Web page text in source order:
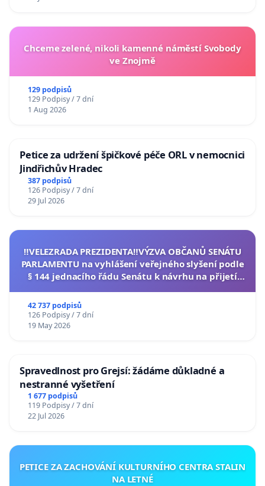
Chceme zelené, nikoli kamenné náměstí Svobody
ve Znojmě
129 podpisů
129 Podpisy / 7 dní
1 Aug 2026
Petice za udržení špičkové péče ORL v nemocnici
Jindřichův Hradec
387 podpisů
126 Podpisy / 7 dní
29 Jul 2026
‼️VELEZRADA PREZIDENTA‼️VÝZVA OBČANŮ SENÁTU
PARLAMENTU na vyhlášení veřejného slyšení podle
§ 144 jednacího řádu Senátu k návrhu na přijetí
42 737 podpisů
126 Podpisy / 7 dní
19 May 2026
Spravedlnost pro Grejsí: žádáme důkladné a
nestranné vyšetření
1 677 podpisů
119 Podpisy / 7 dní
22 Jul 2026
PETICE ZA ZACHOVÁNÍ KULTURNÍHO CENTRA STALIN
NA LETNÉ